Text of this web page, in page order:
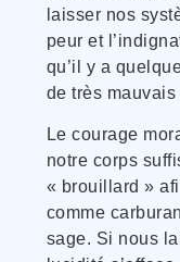
laisser nos
peur et
qu’il y a
de très
Le courage
notre corps
« brouillard »
comme
sage. Si nous